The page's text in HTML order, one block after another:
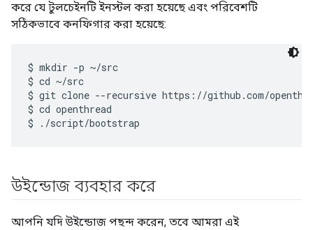
করে যে টুলচেইনটি ইনস্টল করা হয়েছে এবং পরিবেশটি
সঠিকভাবে কনফিগার করা হয়েছে:
$ mkdir -p ~/src
$ cd ~/src
$ git clone --recursive https://github.com/
$ cd openthread
উইন্ডোজ ব্যবহার করে
আপনি যদি উইন্ডোজ পছন্দ করেন, তবে আমরা এই